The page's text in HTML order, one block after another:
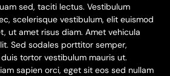
sed, taciti lectus. Vestibulum
scelerisque vestibulum, elit euismod
ut amet risus diam. Amet vehicula
Sed sodales porttitor semper,
tortor vestibulum mauris ut.
sapien orci, eget sit eos sed nullam